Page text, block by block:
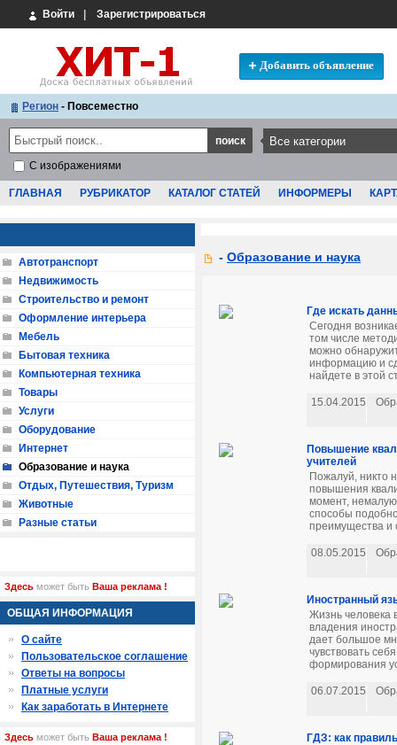
Войти Зарегистрироваться
Добавить объявление
Регион - Повсеместно
С изображениями
ГЛАВНАЯ РУБРИКАТОР КАТАЛОГ СТАТЕЙ ИНФОРМЕРЫ
- Образование и наука
Где искать
Сегодня
том числе
можно
информацию и
найдете в этой
15.04.2015
Повышение
учителей
Пожалуй, никто
повышения
момент,
способы
преимущества и
08.05.2015
Иностранный
Жизнь человека
владения
дает большое
чувствовать
формирования
06.07.2015
ГДЗ: как
Автотранспорт
Недвижимость
Строительство и ремонт
Оформление интерьера
Мебель
Бытовая техника
Компьютерная техника
Товары
Услуги
Оборудование
Интернет
Образование и наука
Отдых, Путешествия, Туризм
Животные
Разные статьи
Здесь может быть Ваша реклама !
ОБЩАЯ ИНФОРМАЦИЯ
О сайте
Пользовательское соглашение
Ответы на вопросы
Платные услуги
Как заработать в Интернете
Здесь может быть Ваша реклама !